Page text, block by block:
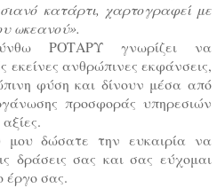
κατάρτι, χαρτογραφεί με
ωκεανού».
ΡΟΤΑΡΥ γνωρίζει να
εκείνες ανθρώπινες εκφάνσεις,
φύση και δίνουν μέσα από
προσφοράς υπηρεσιών
μου δώσατε την ευκαιρία να
δράσεις σας και σας εύχομαι
έργο σας.